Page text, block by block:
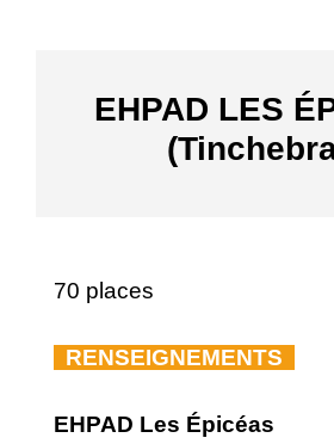
EHPAD LES
70 places
RENSEIGNEMENTS
EHPAD Les Épicéas